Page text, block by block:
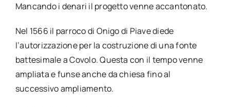
Mancando i denari il progetto venne accantonato.
Nel 1566 il parroco di Onigo di Piave diede
l’autorizzazione per la costruzione di una fonte
battesimale a Covolo. Questa con il tempo venne
ampliata e funse anche da chiesa fino al
successivo ampliamento.